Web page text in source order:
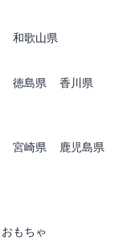
和歌山県
徳島県
香川県
宮崎県
鹿児島県
おもちゃ